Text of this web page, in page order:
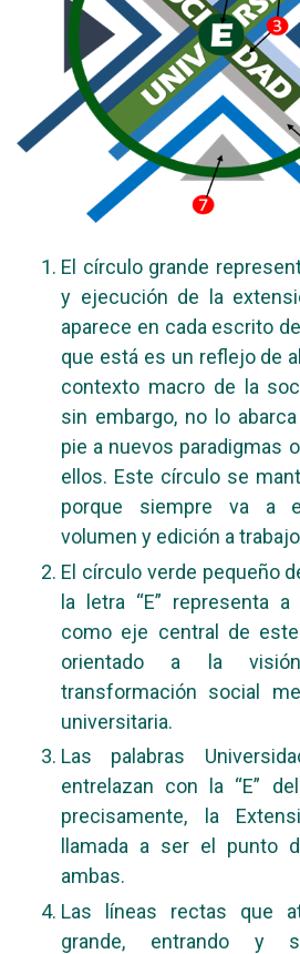
El círculo grande
y ejecución de la
aparece en cada escrito
que está es un reflejo de
contexto macro de la
sin embargo, no lo
pie a nuevos paradigmas
ellos. Este círculo se
porque siempre va a
volumen y edición a
El círculo verde pequeño
la letra “E” representa a
como eje central de
orientado a la
transformación social
universitaria.
Las palabras
entrelazan con la “E”
precisamente, la
llamada a ser el punto
ambas.
Las líneas rectas que
grande, entrando y